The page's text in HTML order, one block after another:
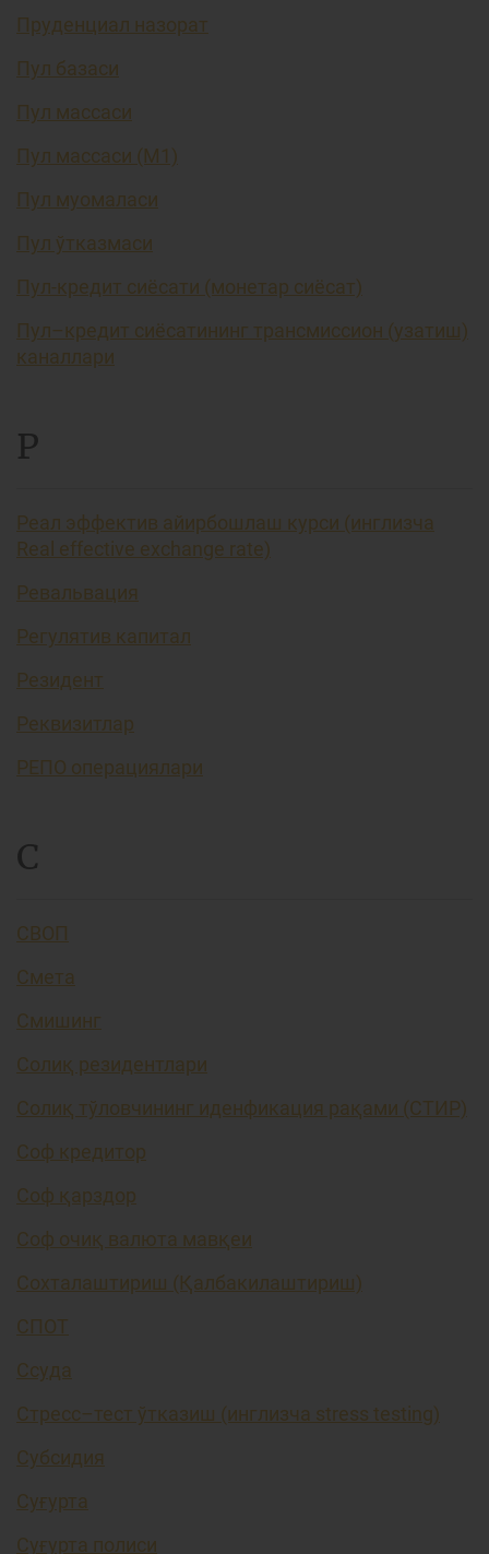
Пруденциал назорат
Пул базаси
Пул массаси
Пул массаси (М1)
Пул муомаласи
Пул ўтказмаси
Пул-кредит сиёсати (монетар сиёсат)
Пул–кредит сиёсатининг трансмиссион (узатиш)
каналлари
Р
Реал эффектив айирбошлаш курси (инглизча
Real effective exchange rate)
Ревальвация
Регулятив капитал
Резидент
Реквизитлар
РЕПО операциялари
С
СВОП
Смета
Смишинг
Солиқ резидентлари
Солиқ тўловчининг иденфикация рақами (СТИР)
Соф кредитор
Соф қарздор
Соф очиқ валюта мавқеи
Сохталаштириш (Қалбакилаштириш)
СПОТ
Ссуда
Стресс–тест ўтказиш (инглизча stress testing)
Субсидия
Суғурта
Суғурта полиси